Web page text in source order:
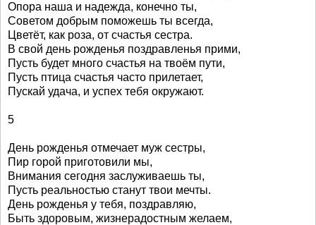
Опора наша и надежда, конечно ты,
Советом добрым поможешь ты всегда,
Цветёт, как роза, от счастья сестра.
В свой день рожденья поздравленья прими,
Пусть будет много счастья на твоём пути,
Пусть птица счастья часто прилетает,
Пускай удача, и успех тебя окружают.
5
День рожденья отмечает муж сестры,
Пир горой приготовили мы,
Внимания сегодня заслуживаешь ты,
Пусть реальностью станут твои мечты.
День рожденья у тебя, поздравляю,
Быть здоровым, жизнерадостным желаем,